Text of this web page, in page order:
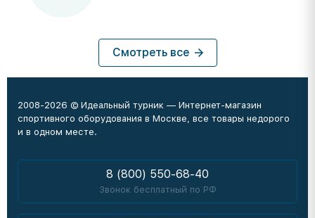
Смотреть все
2008-2026 © Идеальный турник — Интернет-магазин
спортивного оборудования в Москве, все товары недорого
и в одном месте.
8 (800) 550-68-40
Звонок бесплатный по РФ